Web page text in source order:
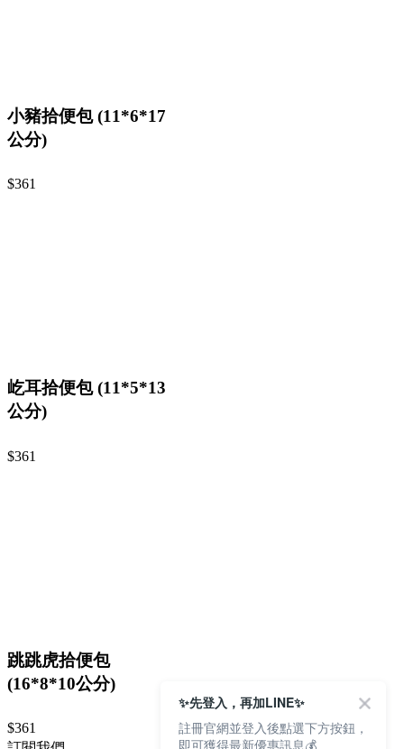
小豬拾便包 (11*6*17
公分)
$361
屹耳拾便包 (11*5*13
公分)
$361
跳跳虎拾便包
(16*8*10公分)
$361
✨先登入，再加LINE✨
註冊官網並登入後點選下方按鈕，
即可獲得最新優惠訊息💰